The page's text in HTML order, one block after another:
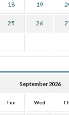
18 19
25 26
September 2026
Tue Wed